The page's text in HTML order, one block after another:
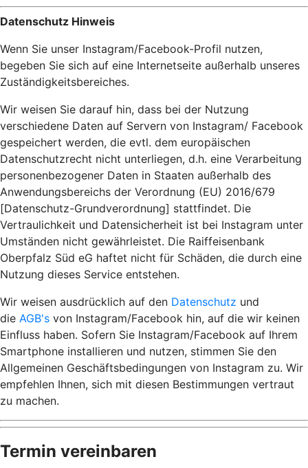
Datenschutz Hinweis
Wenn Sie unser Instagram/Facebook-Profil nutzen,
begeben Sie sich auf eine Internetseite außerhalb unseres
Zuständigkeitsbereiches.
Wir weisen Sie darauf hin, dass bei der Nutzung
verschiedene Daten auf Servern von Instagram/ Facebook
gespeichert werden, die evtl. dem europäischen
Datenschutzrecht nicht unterliegen, d.h. eine Verarbeitung
personenbezogener Daten in Staaten außerhalb des
Anwendungsbereichs der Verordnung (EU) 2016/679
[Datenschutz-Grundverordnung] stattfindet. Die
Vertraulichkeit und Datensicherheit ist bei Instagram unter
Umständen nicht gewährleistet. Die Raiffeisenbank
Oberpfalz Süd eG haftet nicht für Schäden, die durch eine
Nutzung dieses Service entstehen.
Wir weisen ausdrücklich auf den Datenschutz und
die AGB's von Instagram/Facebook hin, auf die wir keinen
Einfluss haben. Sofern Sie Instagram/Facebook auf Ihrem
Smartphone installieren und nutzen, stimmen Sie den
Allgemeinen Geschäftsbedingungen von Instagram zu. Wir
empfehlen Ihnen, sich mit diesen Bestimmungen vertraut
zu machen.
Termin vereinbaren